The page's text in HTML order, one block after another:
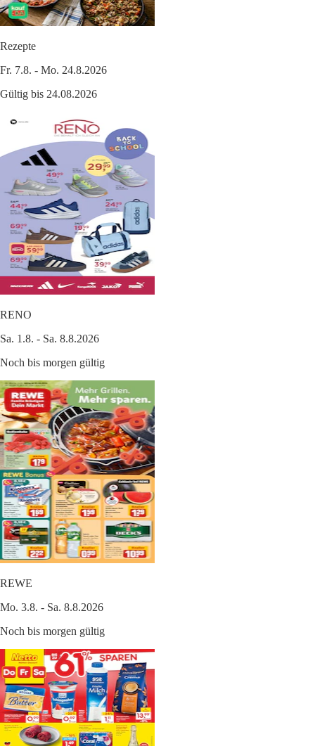
Rezepte
Fr. 7.8. - Mo. 24.8.2026
Gültig bis 24.08.2026
RENO
Sa. 1.8. - Sa. 8.8.2026
Noch bis morgen gültig
REWE
Mo. 3.8. - Sa. 8.8.2026
Noch bis morgen gültig